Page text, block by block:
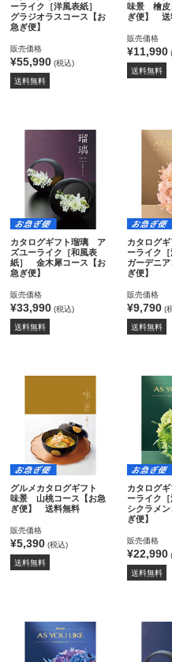
ーライク［洋風表紙］
グラジオラスコース【お
急ぎ便】
販売価格
¥55,990 (税込)
送料無料
味景 檜皮
ぎ便】 送
販売価格
¥11,990(
送料無料
カタログギフト瑠璃 ア
ズユーライク［和風表
紙］ 金木犀コース【お
急ぎ便】
販売価格
¥33,990 (税込)
送料無料
カタログ
ーライク
ガーデニ
ぎ便】
販売価格
¥9,790(
送料無料
グルメカタログギフト
味景 山桃コース【お急
ぎ便】 送料無料
販売価格
¥5,390 (税込)
送料無料
カタログ
ーライク
シクラメ
ぎ便】
販売価格
¥22,990(
送料無料